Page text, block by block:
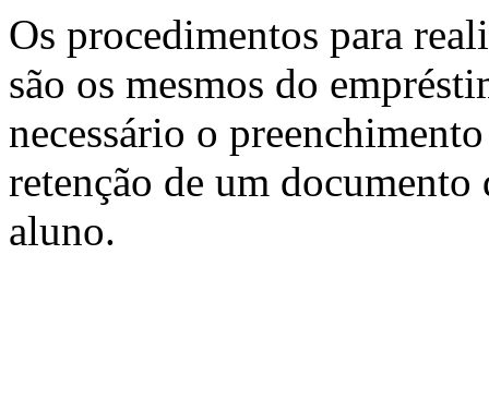
Os procedimentos para
são os mesmos do
necessário o
retenção de um
aluno.